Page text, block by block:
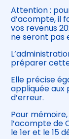
Attention :
d’acompte, il
vos revenus
ne seront pas
préparer
Elle précise
appliquée aux
d’erreur.
Pour
l’acompte de
le 1er et le 15